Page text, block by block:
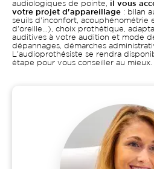
audiologiques de pointe, il vous
votre projet d'appareillage : bilan
seuils d'inconfort, acouphénométrie
d'oreille...), choix prothétique,
auditives à votre audition et mode
dépannages, démarches
L'audioprothésiste se rendra
étape pour vous conseiller au mieux.